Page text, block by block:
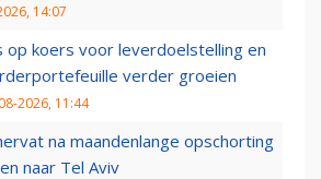
14:07
op koers voor leverdoelstelling en
verder groeien
2026, 11:44
na maandenlange opschorting
naar Tel Aviv